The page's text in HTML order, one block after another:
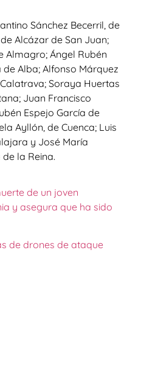
Sánchez Becerril, de
Alcázar de San Juan;
Almagro; Ángel Rubén
Alba; Alfonso Márquez
Soraya Huertas
Juan Francisco
Espejo García de
Ayllón, de Cuenca; Luis
y José María
la Reina.
de un joven
y asegura que ha sido
de drones de ataque